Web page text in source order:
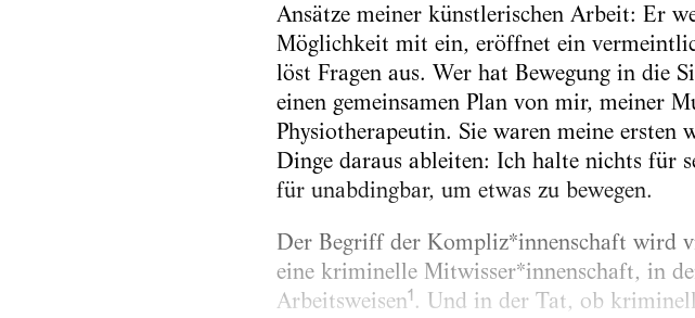
Ansätze meiner künstlerischen Arbeit: Er
Möglichkeit mit ein, eröffnet ein
löst Fragen aus. Wer hat Bewegung in die
einen gemeinsamen Plan von mir, meiner
Physiotherapeutin. Sie waren meine
Dinge daraus ableiten: Ich halte nichts für
für unabdingbar, um etwas zu bewegen.
Der Begriff der Kompliz*innenschaft wird
eine kriminelle Mitwisser*innenschaft, in
Arbeitsweisen1. Und in der Tat, ob